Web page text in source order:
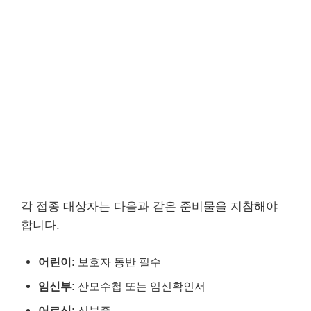
각 접종 대상자는 다음과 같은 준비물을 지참해야
합니다.
어린이: 보호자 동반 필수
임신부: 산모수첩 또는 임신확인서